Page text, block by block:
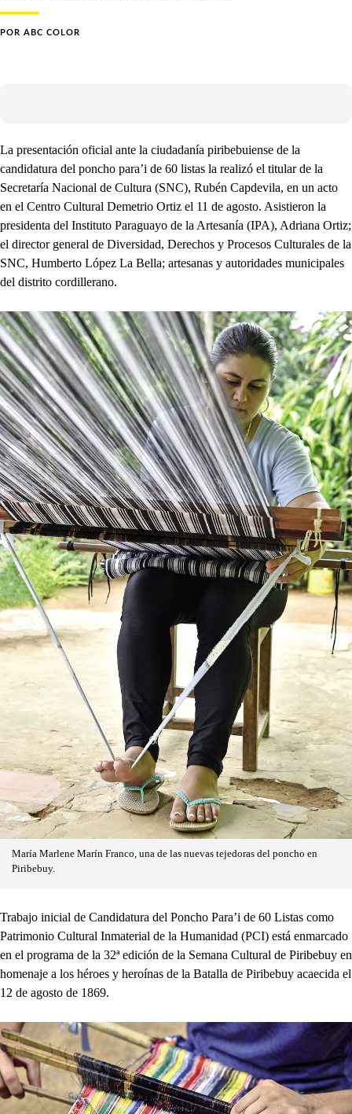
POR ABC COLOR
La presentación oficial ante la ciudadanía piribebuiense de la
candidatura del poncho para’i de 60 listas la realizó el titular de la
Secretaría Nacional de Cultura (SNC), Rubén Capdevila, en un acto
en el Centro Cultural Demetrio Ortiz el 11 de agosto. Asistieron la
presidenta del Instituto Paraguayo de la Artesanía (IPA), Adriana Ortiz;
el director general de Diversidad, Derechos y Procesos Culturales de la
SNC, Humberto López La Bella; artesanas y autoridades municipales
del distrito cordillerano.
María Marlene Marín Franco, una de las nuevas tejedoras del poncho en
Piribebuy.
Trabajo inicial de Candidatura del Poncho Para’i de 60 Listas como
Patrimonio Cultural Inmaterial de la Humanidad (PCI) está enmarcado
en el programa de la 32ª edición de la Semana Cultural de Piribebuy en
homenaje a los héroes y heroínas de la Batalla de Piribebuy acaecida el
12 de agosto de 1869.